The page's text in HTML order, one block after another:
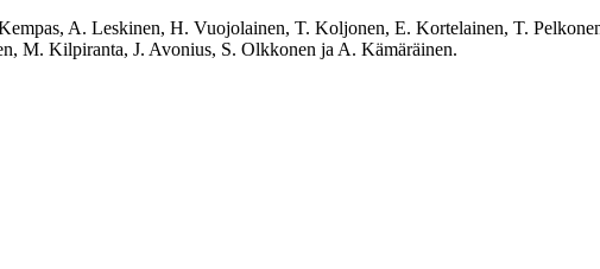
A. Leskinen, H. Vuojolainen, T. Koljonen, E. Kortelainen, T.
M. Kilpiranta, J. Avonius, S. Olkkonen ja A. Kämäräinen.